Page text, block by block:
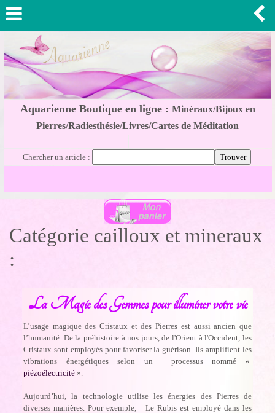
Aquarienne Boutique en ligne : Minéraux/Bijoux en
Pierres/Radiesthésie/Livres/Cartes de Méditation
Chercher un article :
Catégorie cailloux et mineraux
:
La Magie des Gemmes pour illuminer votre vie
L’usage magique des Cristaux et des Pierres est aussi ancien que
l’humanité. De la préhistoire à nos jours, de l'Orient à l'Occident, les
Cristaux sont employés pour favoriser la guérison. Ils amplifient les
vibrations énergétiques selon un processus nommé «
piézoélectricité ».
Aujourd’hui, la technologie utilise les énergies des Pierres de
diverses manières. Pour exemple, Le Rubis est employé dans les